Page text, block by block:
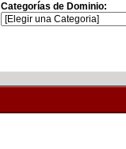
Categorías de Dominio: